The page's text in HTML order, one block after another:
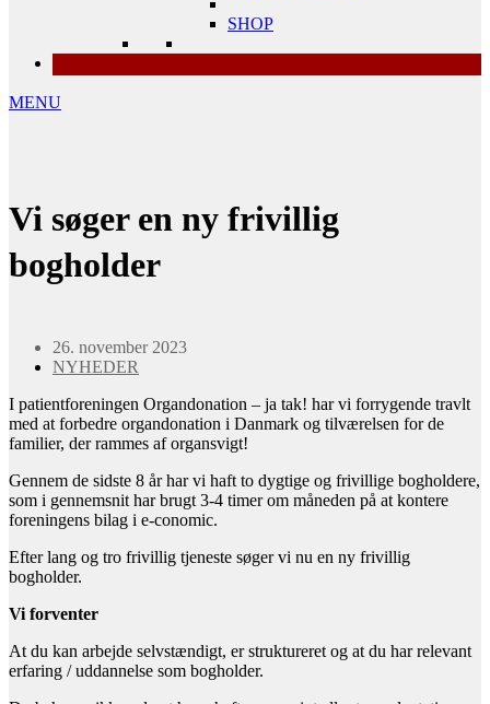
SHOP
MENU
Vi søger en ny frivillig
bogholder
26. november 2023
NYHEDER
I patientforeningen Organdonation – ja tak! har vi forrygende travlt
med at forbedre organdonation i Danmark og tilværelsen for de
familier, der rammes af organsvigt!
Gennem de sidste 8 år har vi haft to dygtige og frivillige bogholdere,
som i gennemsnit har brugt 3-4 timer om måneden på at kontere
foreningens bilag i e-conomic.
Efter lang og tro frivillig tjeneste søger vi nu en ny frivillig
bogholder.
Vi forventer
At du kan arbejde selvstændigt, er struktureret og at du har relevant
erfaring / uddannelse som bogholder.